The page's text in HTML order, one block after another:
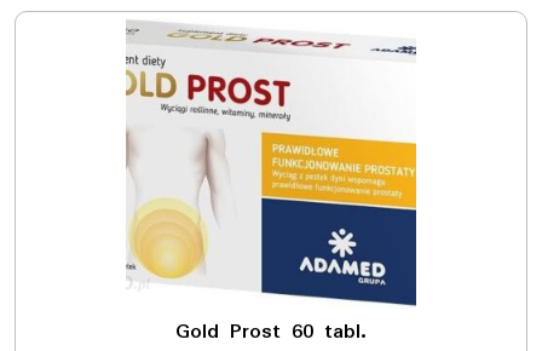
Gold Prost 60 tabl.